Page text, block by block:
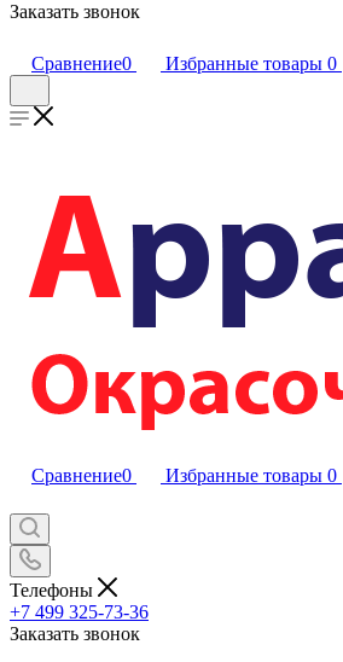
Заказать звонок
Сравнение0 Избранные товары 0
Сравнение0 Избранные товары 0
Телефоны
+7 499 325-73-36
Заказать звонок